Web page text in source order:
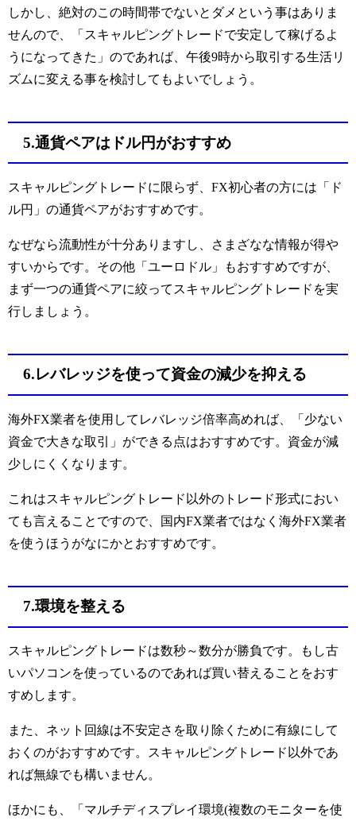
しかし、絶対のこの時間帯でないとダメという事はありま
せんので、「スキャルピングトレードで安定して稼げるよ
うになってきた」のであれば、午後9時から取引する生活リ
ズムに変える事を検討してもよいでしょう。
5.通貨ペアはドル円がおすすめ
スキャルピングトレードに限らず、FX初心者の方には「ド
ル円」の通貨ペアがおすすめです。
なぜなら流動性が十分ありますし、さまざなな情報が得や
すいからです。その他「ユーロドル」もおすすめですが、
まず一つの通貨ペアに絞ってスキャルピングトレードを実
行しましょう。
6.レバレッジを使って資金の減少を抑える
海外FX業者を使用してレバレッジ倍率高めれば、「少ない
資金で大きな取引」ができる点はおすすめです。資金が減
少しにくくなります。
これはスキャルピングトレード以外のトレード形式におい
ても言えることですので、国内FX業者ではなく海外FX業者
を使うほうがなにかとおすすめです。
7.環境を整える
スキャルピングトレードは数秒～数分が勝負です。もし古
いパソコンを使っているのであれば買い替えることをおす
すめします。
また、ネット回線は不安定さを取り除くために有線にして
おくのがおすすめです。スキャルピングトレード以外であ
れば無線でも構いません。
ほかにも、「マルチディスプレイ環境(複数のモニターを使